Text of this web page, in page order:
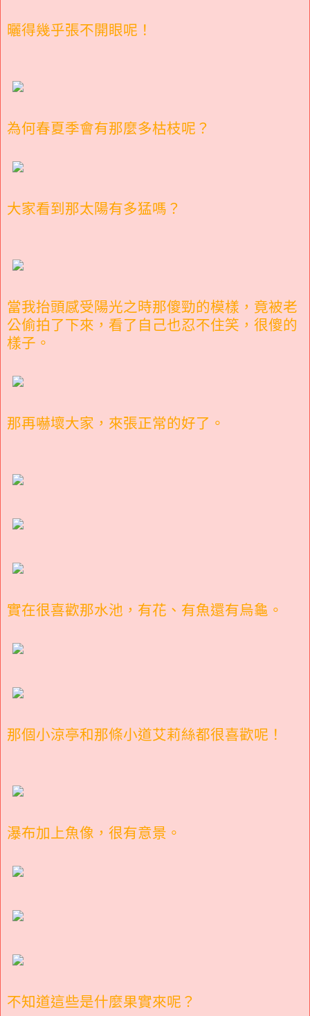
曬得幾乎張不開眼呢！
為何春夏季會有那麼多枯枝呢？
大家看到那太陽有多猛嗎？
當我抬頭感受陽光之時那傻勁的模樣，竟被老
公偷拍了下來，看了自己也忍不住笑，很傻的
樣子。
那再嚇壞大家，來張正常的好了。
實在很喜歡那水池，有花、有魚還有烏龜。
那個小涼亭和那條小道艾莉絲都很喜歡呢！
瀑布加上魚像，很有意景。
不知道這些是什麼果實來呢？